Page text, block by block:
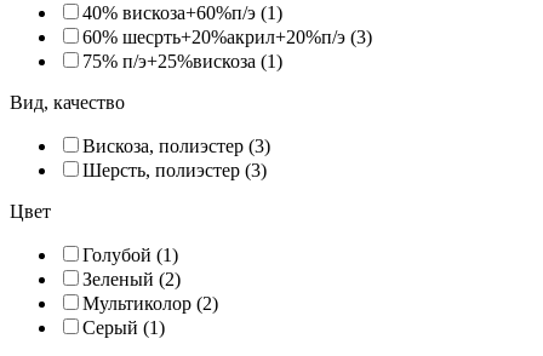
40% вискоза+60%п/э (1)
60% шесрть+20%акрил+20%п/э (3)
75% п/э+25%вискоза (1)
Вид, качество
Вискоза, полиэстер (3)
Шерсть, полиэстер (3)
Цвет
Голубой (1)
Зеленый (2)
Мультиколор (2)
Серый (1)